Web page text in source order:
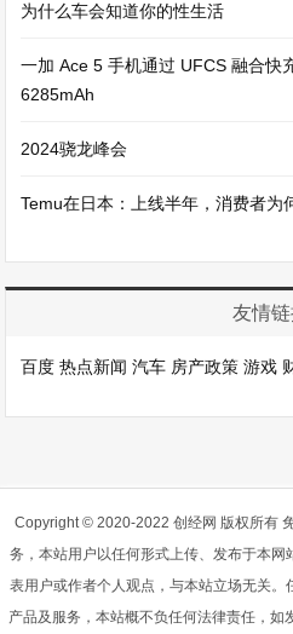
为什么车会知道你的性生活
一加 Ace 5 手机通过 UFCS 融合快
6285mAh
2024骁龙峰会
Temu在日本：上线半年，消费者为
友情
百度 热点新闻 汽车 房产政策 游戏
Copyright © 2020-2022 创经网 版权所有
务，本站用户以任何形式上传、发布于本
表用户或作者个人观点，与本站立场无关。
产品及服务，本站概不负任何法律责任，如